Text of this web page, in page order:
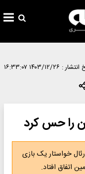
انتشار : ۱۴۰۳/۱۲/۲۶ ۱۶:۳۳:۰۷
را حس کرد
رئال خواستار یک بازی
اتفاق افتاد.